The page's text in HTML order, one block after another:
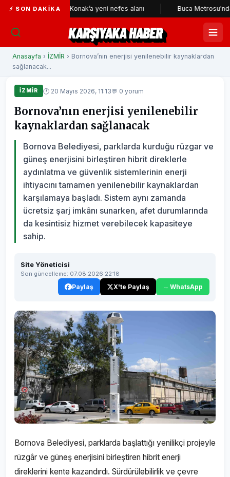
⚡ SON DAKIKAKonak’a yeni nefes alanı Buca Metrosu'nda
KARŞIYAKA HABER
Anasayfa › İZMİR › Bornova’nın enerjisi yenilenebilir kaynaklardan
sağlanacak...
İZMİR 🕐 20 Mayıs 2026, 11:13💬 0 yorum
Bornova’nın enerjisi yenilenebilir
kaynaklardan sağlanacak
Bornova Belediyesi, parklarda kurduğu rüzgar ve
güneş enerjisini birleştiren hibrit direklerle
aydınlatma ve güvenlik sistemlerinin enerji
ihtiyacını tamamen yenilenebilir kaynaklardan
karşılamaya başladı. Sistem aynı zamanda
ücretsiz şarj imkânı sunarken, afet durumlarında
da kesintisiz hizmet verebilecek kapasiteye
sahip.
Site Yöneticisi
Son güncelleme: 07.08.2026 22:18
Paylaş X'te Paylaş WhatsApp
Bornova Belediyesi, parklarda başlattığı yenilikçi projeyle
rüzgâr ve güneş enerjisini birleştiren hibrit enerji
direklerini kente kazandırdı. Sürdürülebilirlik ve çevre